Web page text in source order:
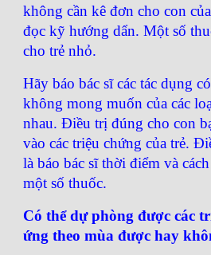
không cần kê đơn cho con
đọc kỹ hướng dẩn. Một số
cho trẻ nhỏ.
Hãy báo bác sĩ các tác dụng
không mong muốn của các
nhau. Điều trị đúng cho con
vào các triệu chứng của trẻ.
là báo bác sĩ thời điểm và
một số thuốc.
Có thể dự phòng được các
ứng theo mùa được hay